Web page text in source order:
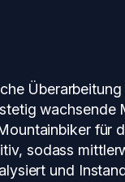
wachsende
für
sodass
und